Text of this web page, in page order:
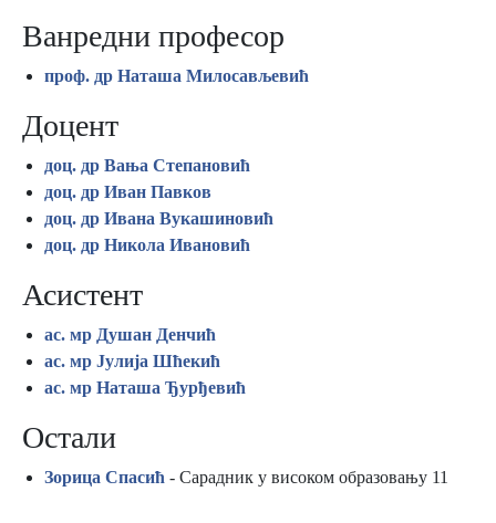
Ванредни професор
проф. др Наташа Милосављевић
Доцент
доц. др Вања Степановић
доц. др Иван Павков
доц. др Ивана Вукашиновић
доц. др Никола Ивановић
Асистент
ас. мр Душан Денчић
ас. мр Јулија Шћекић
ас. мр Наташа Ђурђевић
Остали
Зорица Спасић - Сарадник у високом образовању 11